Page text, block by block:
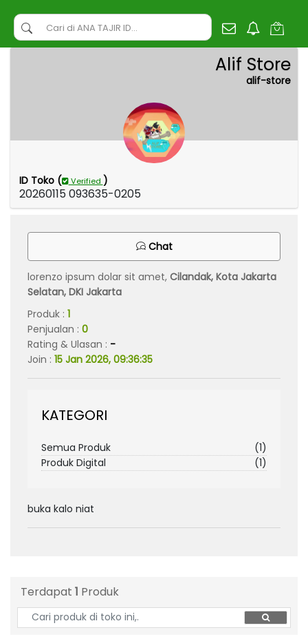
Alif Store
alif-store
ID Toko ( Verified )
20260115 093635-0205
Chat
lorenzo ipsum dolar sit amet, Cilandak, Kota Jakarta
Selatan, DKI Jakarta
Produk : 1
Penjualan : 0
Rating & Ulasan : -
Join : 15 Jan 2026, 09:36:35
KATEGORI
Semua Produk
(1)
Produk Digital
(1)
buka kalo niat
Terdapat 1 Produk